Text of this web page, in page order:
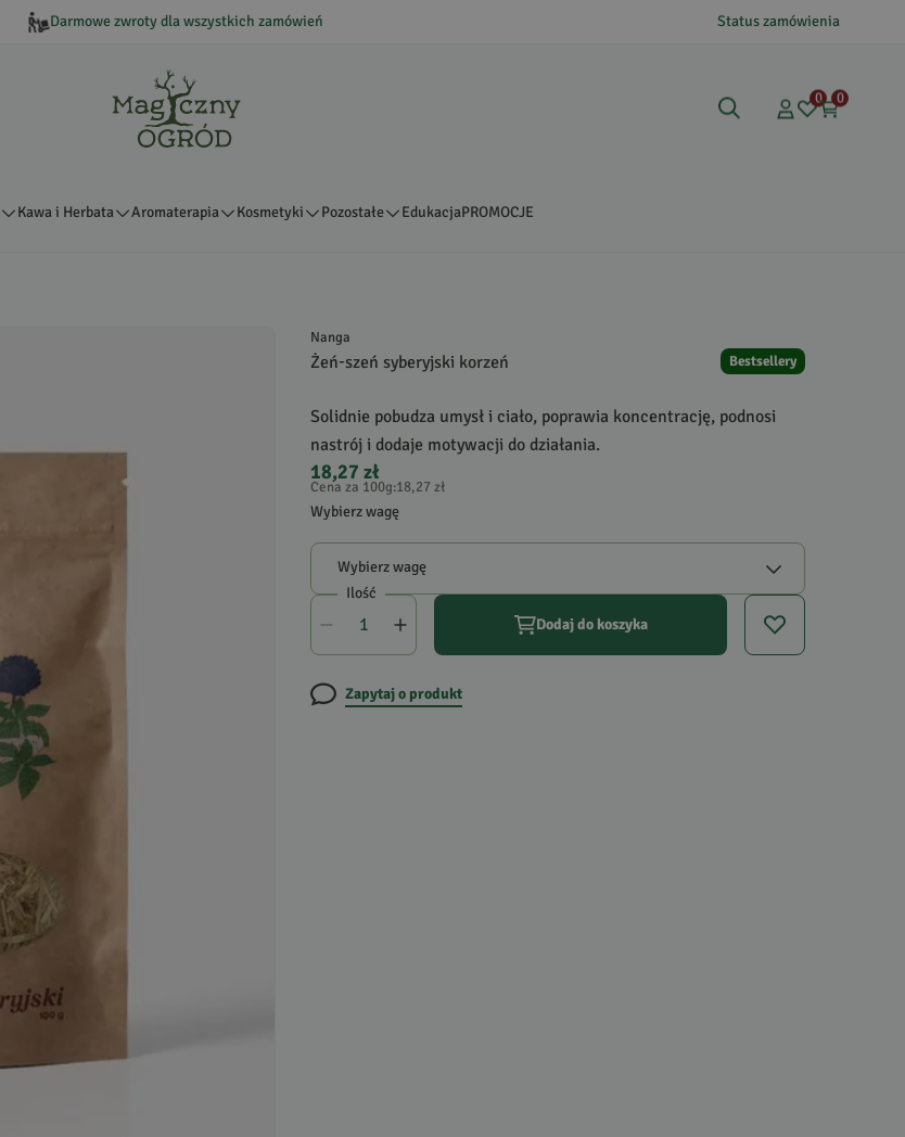
Darmowe zwroty dla wszystkich zamówień Status zamówienia
0 0
Kawa i Herbata Aromaterapia Kosmetyki Pozostałe EdukacjaPROMOCJE
Nanga
Żeń-szeń syberyjski korzeń Bestsellery
Solidnie pobudza umysł i ciało, poprawia koncentrację, podnosi
nastrój i dodaje motywacji do działania.
18,27 zł
Cena za 100g:18,27 zł
Wybierz wagę
Wybierz wagę
Ilość
Dodaj do koszyka
Zapytaj o produkt